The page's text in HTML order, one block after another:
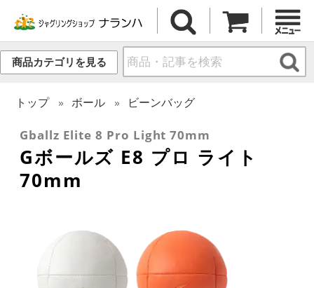
商品カテゴリを見る
トップ ボール ビーンバッグ
Gballz Elite 8 Pro Light 70mm
Gボールズ E8 プロ ライト
70mm